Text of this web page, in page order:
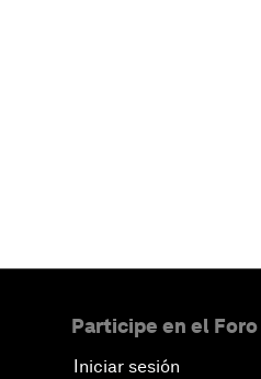
Participe en el Foro
Iniciar sesión